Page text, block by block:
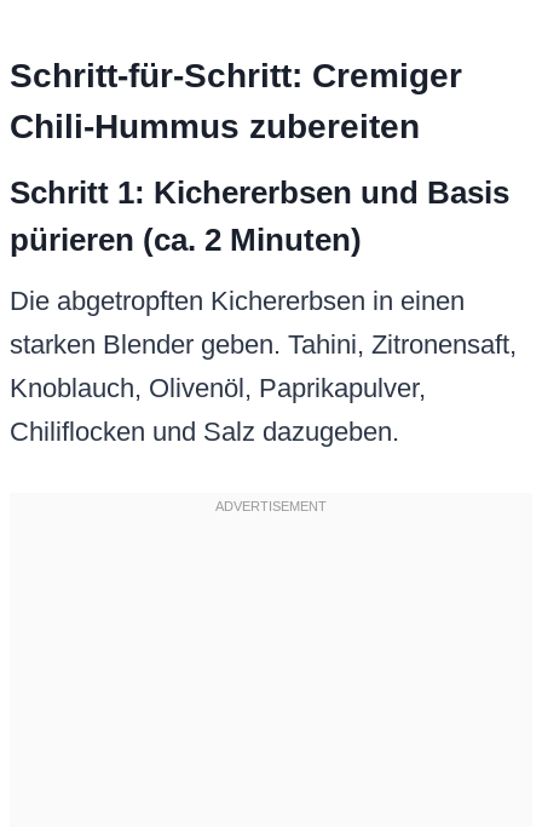
Schritt-für-Schritt: Cremiger
Chili-Hummus zubereiten
Schritt 1: Kichererbsen und Basis
pürieren (ca. 2 Minuten)
Die abgetropften Kichererbsen in einen
starken Blender geben. Tahini, Zitronensaft,
Knoblauch, Olivenöl, Paprikapulver,
Chiliflocken und Salz dazugeben.